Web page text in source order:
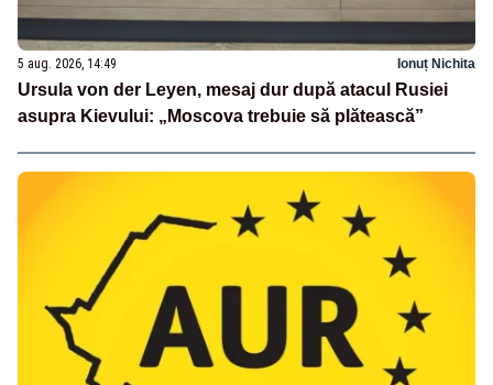
5 aug. 2026, 14:49 Ionuț Nichita
Ursula von der Leyen, mesaj dur după atacul Rusiei
asupra Kievului: „Moscova trebuie să plătească”